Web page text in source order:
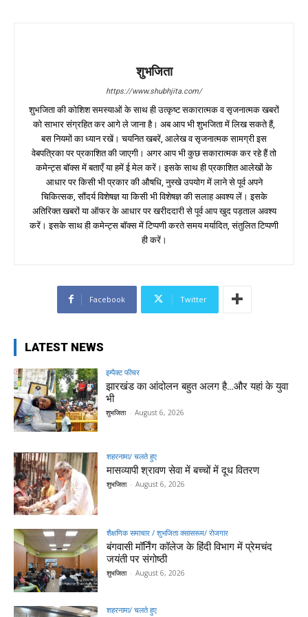
शुभजिता
https://www.shubhjita.com/
शुभजिता की कोशिश समस्याओं के साथ ही उत्कृष्ट सकारात्मक व सृजनात्मक खबरों
को साभार संग्रहित कर आगे ले जाना है। अब आप भी शुभजिता में लिख सकते हैं,
बस नियमों का ध्यान रखें। चयनित खबरें, आलेख व सृजनात्मक सामग्री इस
वेबपत्रिका पर प्रकाशित की जाएगी। अगर आप भी कुछ सकारात्मक कर रहे हैं तो
कमेन्ट्स बॉक्स में बताएँ या हमें ई मेल करें। इसके साथ ही प्रकाशित आलेखों के
आधार पर किसी भी प्रकार की औषधि, नुस्खे उपयोग में लाने से पूर्व अपने
चिकित्सक, सौंदर्य विशेषज्ञ या किसी भी विशेषज्ञ की सलाह अवश्य लें। इसके
अतिरिक्त खबरों या ऑफर के आधार पर खरीददारी से पूर्व आप खुद पड़ताल अवश्य
करें। इसके साथ ही कमेन्ट्स बॉक्स में टिप्पणी करते समय मर्यादित, संतुलित टिप्पणी
ही करें।
Facebook Twitter
LATEST NEWS
इम्पैक्ट फीचर
झारखंड का आंदोलन बहुत अलग है…और यहां के युवा
भी
शुभजिता - August 6, 2026
शहरनामा/ चलते हुए
मासव्यापी श्रावण सेवा में बच्चों में दूध वितरण
शुभजिता - August 6, 2026
शैक्षणिक समाचार / शुभजिता क्सासरूम/ रोजगार
बंगवासी मॉर्निंग कॉलेज के हिंदी विभाग में प्रेमचंद
जयंती पर संगोष्ठी
शुभजिता - August 6, 2026
शहरनामा/ चलते हुए